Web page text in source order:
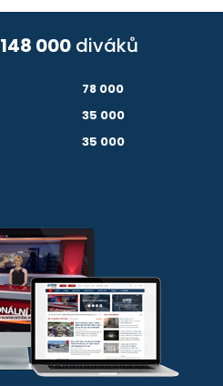
148 000 diváků
78 000
35 000
35 000